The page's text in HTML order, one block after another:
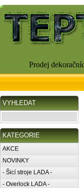
Prodej
VYHLEDAT
KATEGORIE
AKCE
NOVINKY
- Šicí stroje LADA -
- Overlock LADA -